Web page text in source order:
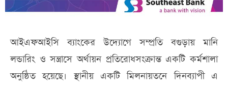
আইএফআইসি ব্যাংকের উদ্যোগে সম্প্রতি বগুড়ায় মানি
লন্ডারিং ও সন্ত্রাসে অর্থায়ন প্রতিরোধসংক্রান্ত একটি কর্মশালা
অনুষ্ঠিত হয়েছে। স্থানীয় একটি মিলনায়তনে দিনব্যাপী এ